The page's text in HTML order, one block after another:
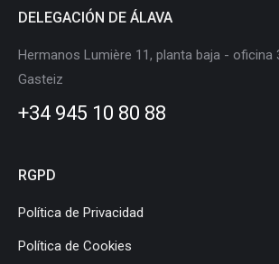
DELEGACIÓN DE ÁLAVA
Hermanos Lumière 11, planta baja - oficina
Gasteiz
+34 945 10 80 88
RGPD
Política de Privacidad
Política de Cookies